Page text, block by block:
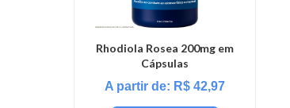
Rhodiola Rosea 200mg em
Cápsulas
A partir de: R$ 42,97